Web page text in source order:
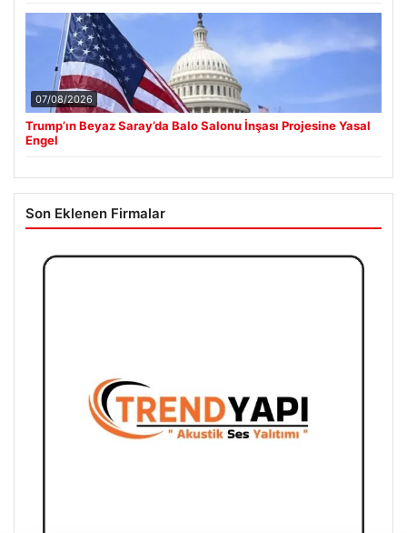
07/08/2026
Trump’ın Beyaz Saray’da Balo Salonu İnşası Projesine Yasal
Engel
Son Eklenen Firmalar